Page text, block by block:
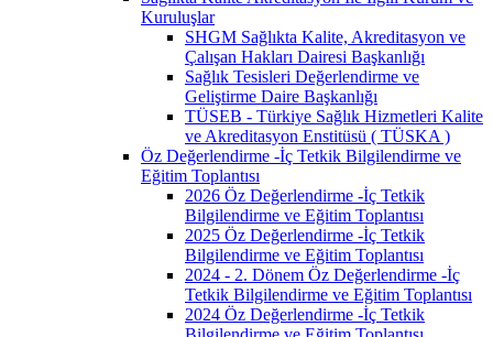
Kuruluşlar
SHGM Sağlıkta Kalite, Akreditasyon ve
Çalışan Hakları Dairesi Başkanlığı
Sağlık Tesisleri Değerlendirme ve
Geliştirme Daire Başkanlığı
TÜSEB - Türkiye Sağlık Hizmetleri Kalite
ve Akreditasyon Enstitüsü ( TÜSKA )
Öz Değerlendirme -İç Tetkik Bilgilendirme ve
Eğitim Toplantısı
2026 Öz Değerlendirme -İç Tetkik
Bilgilendirme ve Eğitim Toplantısı
2025 Öz Değerlendirme -İç Tetkik
Bilgilendirme ve Eğitim Toplantısı
2024 - 2. Dönem Öz Değerlendirme -İç
Tetkik Bilgilendirme ve Eğitim Toplantısı
2024 Öz Değerlendirme -İç Tetkik